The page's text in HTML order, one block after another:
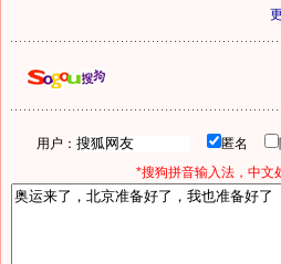
用户： 匿名
*搜狗拼音输入法，中文